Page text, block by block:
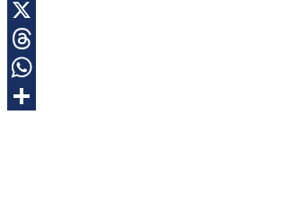
Facebook
X
Threads
WhatsApp